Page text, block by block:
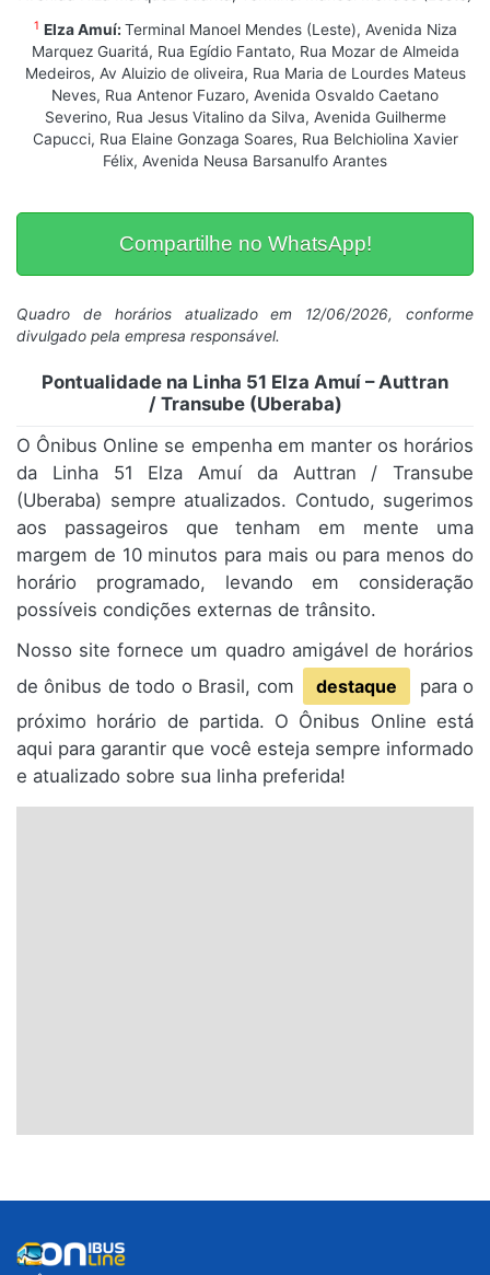
1 Elza Amuí: Terminal Manoel Mendes (Leste), Avenida Niza
Marquez Guaritá, Rua Egídio Fantato, Rua Mozar de Almeida
Medeiros, Av Aluizio de oliveira, Rua Maria de Lourdes Mateus
Neves, Rua Antenor Fuzaro, Avenida Osvaldo Caetano
Severino, Rua Jesus Vitalino da Silva, Avenida Guilherme
Capucci, Rua Elaine Gonzaga Soares, Rua Belchiolina Xavier
Félix, Avenida Neusa Barsanulfo Arantes
Compartilhe no WhatsApp!
Quadro de horários atualizado em 12/06/2026, conforme
divulgado pela empresa responsável.
Pontualidade na Linha 51 Elza Amuí – Auttran
/ Transube (Uberaba)
O Ônibus Online se empenha em manter os horários
da Linha 51 Elza Amuí da Auttran / Transube
(Uberaba) sempre atualizados. Contudo, sugerimos
aos passageiros que tenham em mente uma
margem de 10 minutos para mais ou para menos do
horário programado, levando em consideração
possíveis condições externas de trânsito.
Nosso site fornece um quadro amigável de horários
de ônibus de todo o Brasil, com
destaque
para o
próximo horário de partida. O Ônibus Online está
aqui para garantir que você esteja sempre informado
e atualizado sobre sua linha preferida!